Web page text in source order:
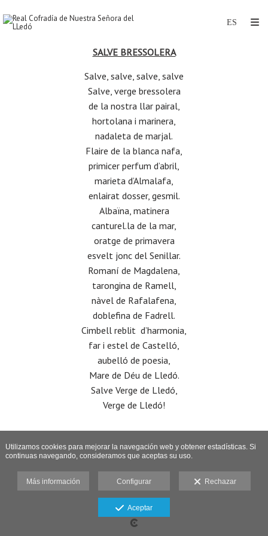
SALVE BRESSOLERA
Salve, salve, salve, salve
Salve, verge bressolera
de la nostra llar pairal,
hortolana i marinera,
nadaleta de marjal.
Flaire de la blanca nafa,
primicer perfum d’abril,
marieta d’Almalafa,
enlairat dosser, gesmil.
Albaïna, matinera
canturel.la de la mar,
oratge de primavera
esvelt jonc del Senillar.
Romaní de Magdalena,
tarongina de Ramell,
nàvel de Rafalafena,
doblefina de Fadrell.
Cimbell reblit d’harmonia,
far i estel de Castelló,
aubelló de poesia,
Mare de Déu de Lledó.
Salve Verge de Lledó,
Verge de Lledó!
Utilizamos cookies para mejorar la navegación web y obtener estadísticas. Si
continuas navegando, consideramos que aceptas su uso.
Más información Configurar Rechazar
Aceptar